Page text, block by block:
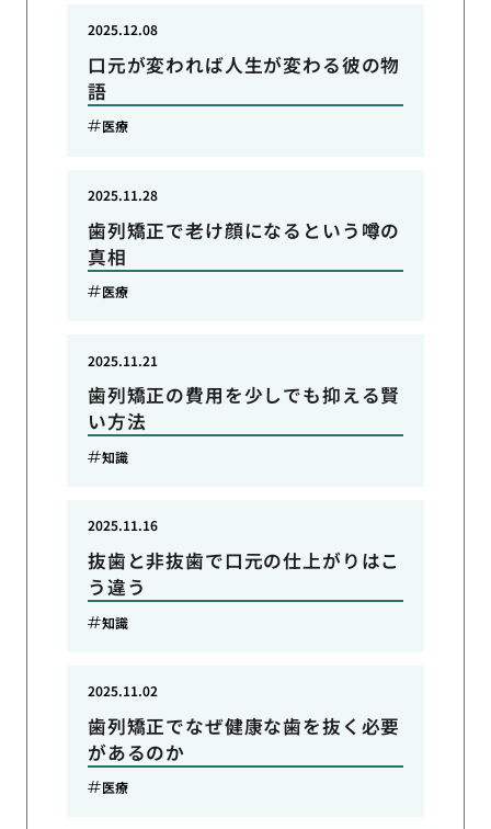
口元が変われば人生が変わる彼の物
語
2025.12.08
医療
歯列矯正で老け顔になるという噂の
真相
2025.11.28
医療
歯列矯正の費用を少しでも抑える賢
い方法
2025.11.21
知識
抜歯と非抜歯で口元の仕上がりはこ
う違う
2025.11.16
知識
歯列矯正でなぜ健康な歯を抜く必要
があるのか
2025.11.02
医療